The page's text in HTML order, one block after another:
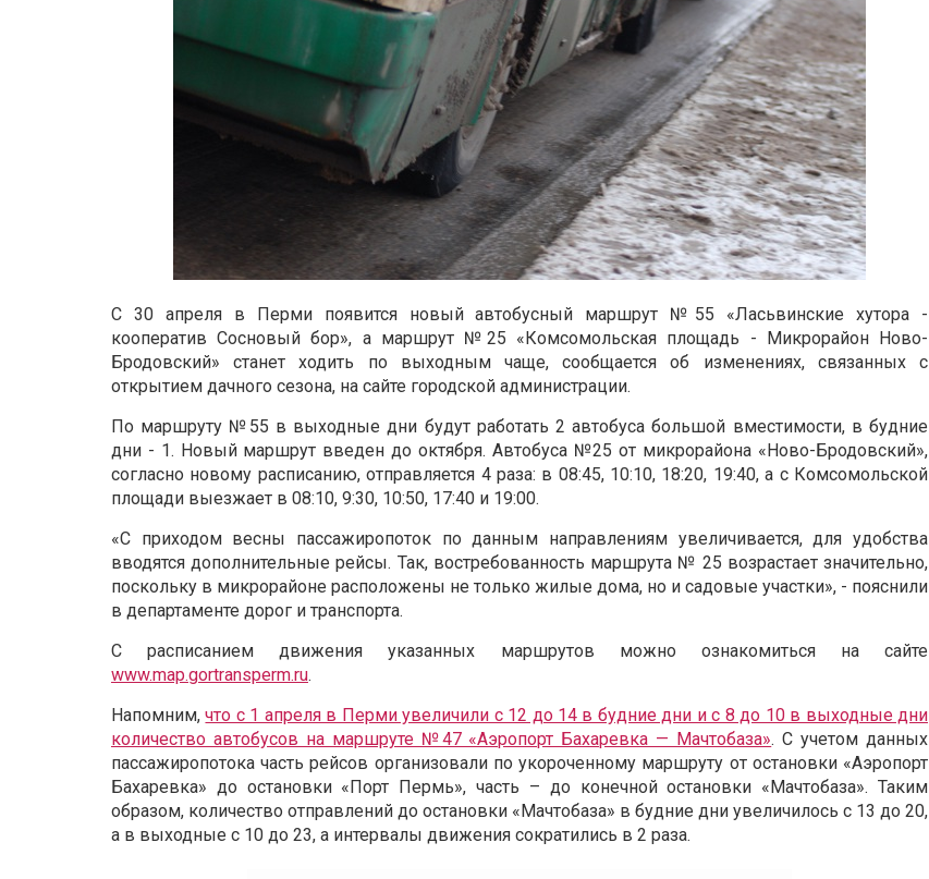
С 30 апреля в Перми появится новый автобусный маршрут №55 «Ласьвинские хутора -
кооператив Сосновый бор», а маршрут №25 «Комсомольская площадь - Микрорайон Ново-
Бродовский» станет ходить по выходным чаще, сообщается об изменениях, связанных с
открытием дачного сезона, на сайте городской администрации.
По маршруту №55 в выходные дни будут работать 2 автобуса большой вместимости, в будние
дни - 1. Новый маршрут введен до октября. Автобуса №25 от микрорайона «Ново-Бродовский»,
согласно новому расписанию, отправляется 4 раза: в 08:45, 10:10, 18:20, 19:40, а с Комсомольской
площади выезжает в 08:10, 9:30, 10:50, 17:40 и 19:00.
«С приходом весны пассажиропоток по данным направлениям увеличивается, для удобства
вводятся дополнительные рейсы. Так, востребованность маршрута № 25 возрастает значительно,
поскольку в микрорайоне расположены не только жилые дома, но и садовые участки», - пояснили
в департаменте дорог и транспорта.
С расписанием движения указанных маршрутов можно ознакомиться на сайте
www.map.gortransperm.ru.
Напомним,что с 1 апреля в Перми увеличили с 12 до 14 в будние дни и с 8 до 10 в выходные дни
количество автобусов на маршруте №47 «Аэропорт Бахаревка — Мачтобаза». С учетом данных
пассажиропотока часть рейсов организовали по укороченному маршруту от остановки «Аэропорт
Бахаревка» до остановки «Порт Пермь», часть – до конечной остановки «Мачтобаза». Таким
образом, количество отправлений до остановки «Мачтобаза» в будние дни увеличилось с 13 до 20,
а в выходные с 10 до 23, а интервалы движения сократились в 2 раза.